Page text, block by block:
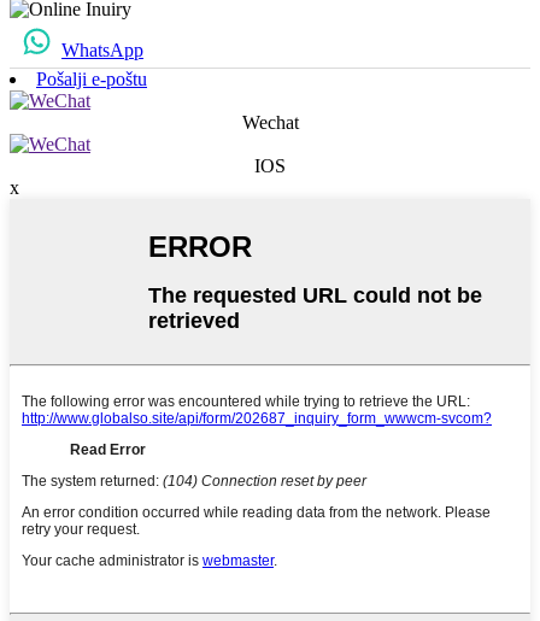
WhatsApp
Pošalji e-poštu
Wechat
IOS
x